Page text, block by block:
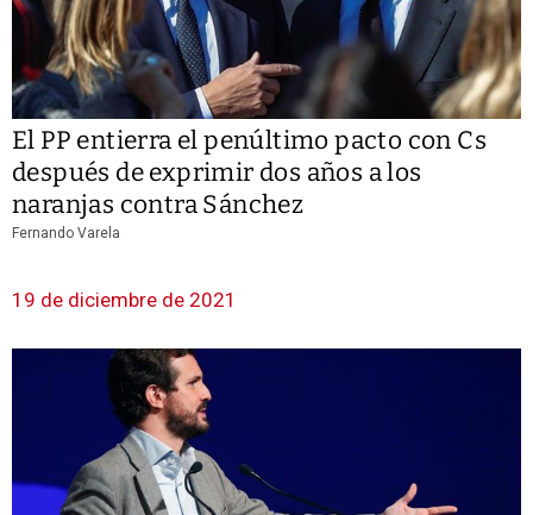
El PP entierra el penúltimo pacto con Cs
después de exprimir dos años a los
naranjas contra Sánchez
Fernando Varela
19 de diciembre de 2021